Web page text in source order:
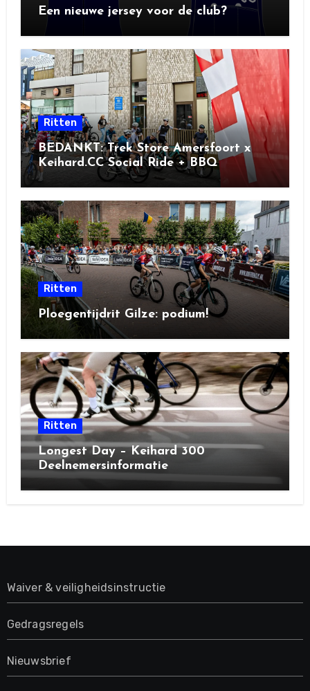
Een nieuwe jersey voor de club?
Ritten
BEDANKT: Trek Store Amersfoort x
Keihard.CC Social Ride + BBQ
Ritten
Ploegentijdrit Gilze: podium!
Ritten
Longest Day – Keihard 300
Deelnemersinformatie
Waiver & veiligheidsinstructie
Gedragsregels
Nieuwsbrief